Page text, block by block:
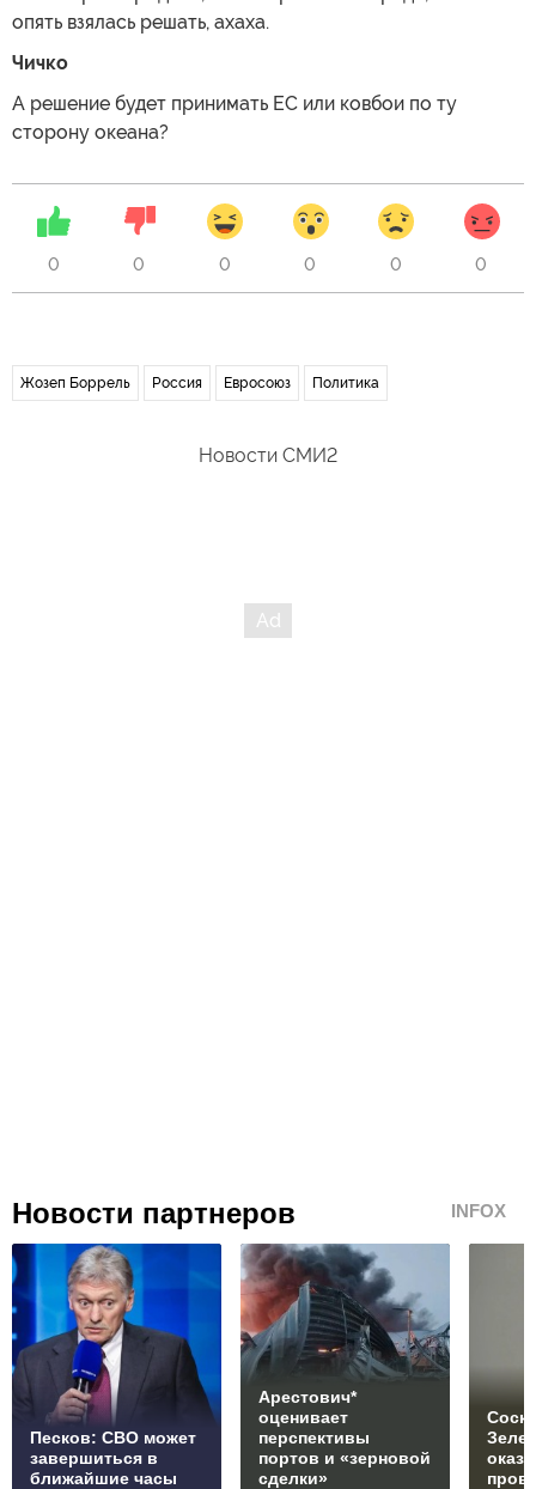
опять взялась решать, ахаха.
Чичко
А решение будет принимать ЕС или ковбои по ту
сторону океана?
0 0 0 0 0 0
Жозеп Боррель Россия Евросоюз Политика
Новости СМИ2
Новости партнеров INFOX
Песков: СВО может
завершиться в
ближайшие часы
Арестович*
оценивает
перспективы
портов и «зерновой
сделки»